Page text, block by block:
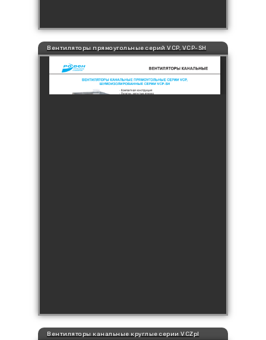
Вентиляторы прямоугольные серий VCP, VCP-SH
Вентиляторы канальные круглые серии VCZpl